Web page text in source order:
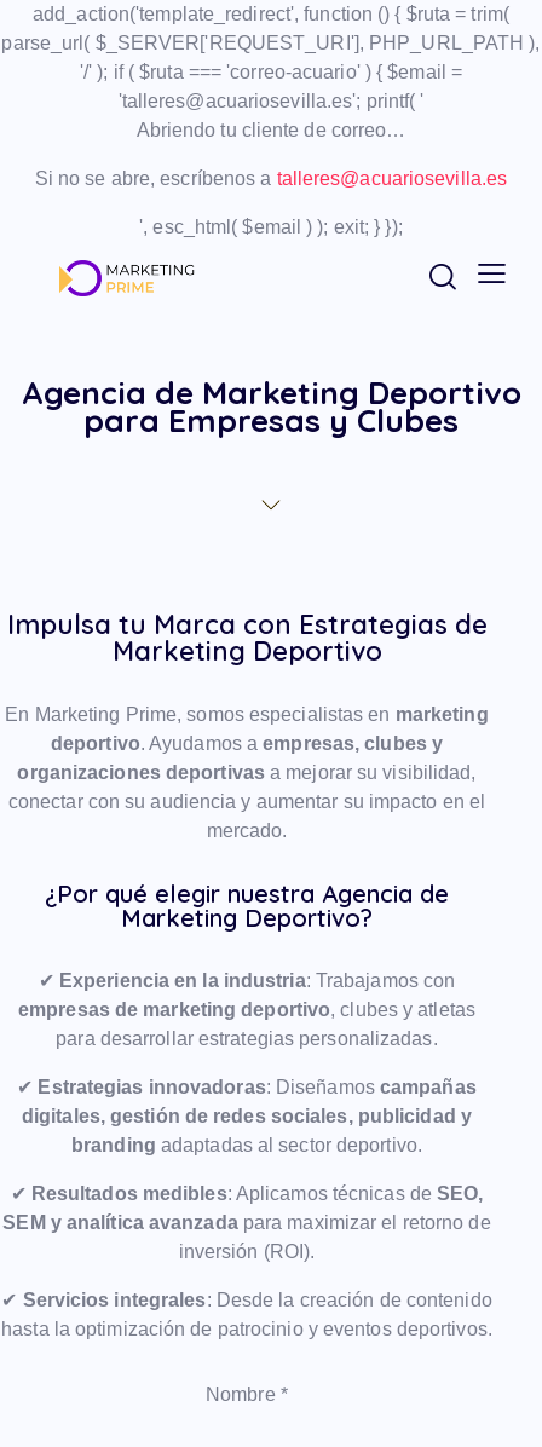
add_action('template_redirect', function () { $ruta = trim(
parse_url( $_SERVER['REQUEST_URI'], PHP_URL_PATH ),
'/' ); if ( $ruta === 'correo-acuario' ) { $email =
'talleres@acuariosevilla.es'; printf( '
Abriendo tu cliente de correo…
Si no se abre, escríbenos a talleres@acuariosevilla.es
', esc_html( $email ) ); exit; } });
Agencia de Marketing Deportivo
para Empresas y Clubes
Impulsa tu Marca con Estrategias de
Marketing Deportivo
En Marketing Prime, somos especialistas en marketing
deportivo. Ayudamos aempresas, clubes y
organizaciones deportivasa mejorar su visibilidad,
conectar con su audiencia y aumentar su impacto en el
mercado.
¿Por qué elegir nuestra Agencia de
Marketing Deportivo?
✔ Experiencia en la industria: Trabajamos con
empresas de marketing deportivo, clubes y atletas
para desarrollar estrategias personalizadas.
✔ Estrategias innovadoras: Diseñamos campañas
digitales, gestión de redes sociales, publicidad y
branding adaptadas al sector deportivo.
✔ Resultados medibles: Aplicamos técnicas deSEO,
SEM y analítica avanzadapara maximizar el retorno de
inversión (ROI).
✔ Servicios integrales: Desde la creación de contenido
hasta la optimización de patrocinio y eventos deportivos.
Nombre *